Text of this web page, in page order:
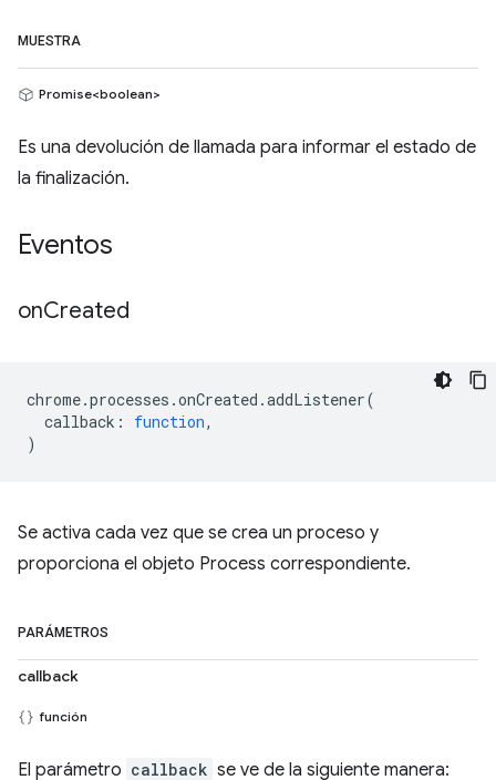
MUESTRA
Promise<boolean>
Es una devolución de llamada para informar el estado de
la finalización.
Eventos
onCreated
chrome.processes .onCreated .addListener(
callback : function,
)
Se activa cada vez que se crea un proceso y
proporciona el objeto Process correspondiente.
PARÁMETROS
callback
función
El parámetro callback se ve de la siguiente manera: